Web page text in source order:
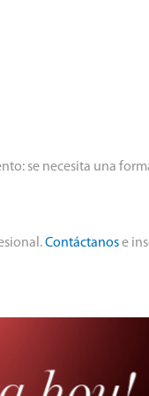
se necesita una
Contáctanose